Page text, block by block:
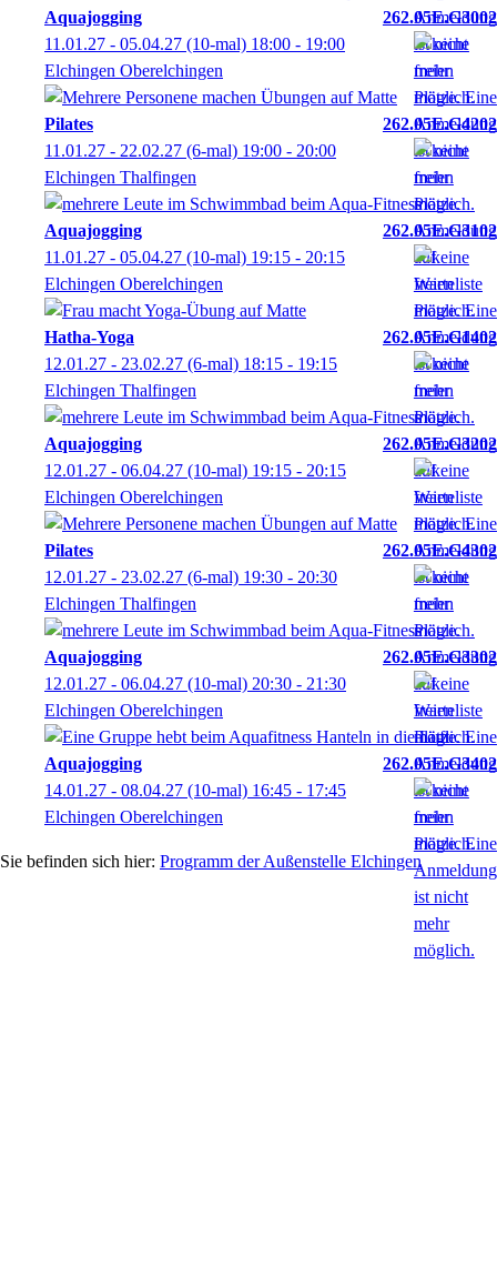
Aquajogging
262.05E.G3002
11.01.27 - 05.04.27 (10-mal) 18:00 - 19:00
Elchingen Oberelchingen
Pilates
262.05E.G4202
11.01.27 - 22.02.27 (6-mal) 19:00 - 20:00
Elchingen Thalfingen
Aquajogging
262.05E.G3102
11.01.27 - 05.04.27 (10-mal) 19:15 - 20:15
Elchingen Oberelchingen
Hatha-Yoga
262.05E.G1402
12.01.27 - 23.02.27 (6-mal) 18:15 - 19:15
Elchingen Thalfingen
Aquajogging
262.05E.G3202
12.01.27 - 06.04.27 (10-mal) 19:15 - 20:15
Elchingen Oberelchingen
Pilates
262.05E.G4302
12.01.27 - 23.02.27 (6-mal) 19:30 - 20:30
Elchingen Thalfingen
Aquajogging
262.05E.G3302
12.01.27 - 06.04.27 (10-mal) 20:30 - 21:30
Elchingen Oberelchingen
Aquajogging
262.05E.G3402
14.01.27 - 08.04.27 (10-mal) 16:45 - 17:45
Elchingen Oberelchingen
Programm der Außenstelle Elchingen